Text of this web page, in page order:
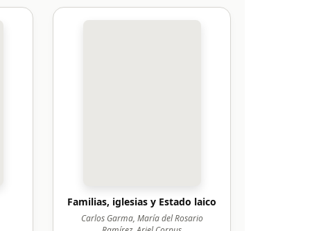
Familias, iglesias y Estado laico
Carlos Garma, María del Rosario